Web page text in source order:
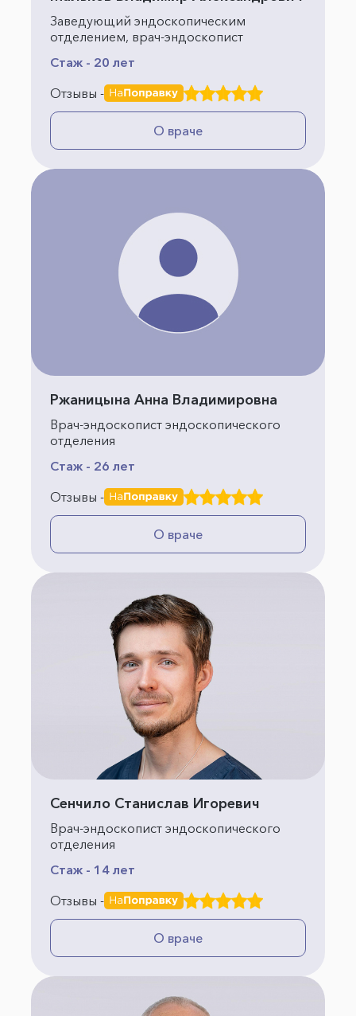
Заведующий эндоскопическим
отделением, врач-эндоскопист
Стаж - 20 лет
Отзывы -
О враче
Ржаницына Анна Владимировна
Врач-эндоскопист эндоскопического
отделения
Стаж - 26 лет
Отзывы -
О враче
Сенчило Станислав Игоревич
Врач-эндоскопист эндоскопического
отделения
Стаж - 14 лет
Отзывы -
О враче